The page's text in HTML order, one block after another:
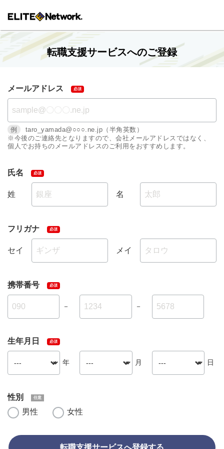
転職支援サービスへのご登録
メールアドレス
例
taro_yamada@○○○.ne.jp（半角英数）
※今後のご連絡先となりますので、会社メールアドレスではなく、
個人でお持ちのメールアドレスのご利用をおすすめします。
氏名
姓 名
フリガナ
セイ メイ
携帯番号
－ －
生年月日
年 月 日
性別
男性
女性
転職支援サービスへ登録する